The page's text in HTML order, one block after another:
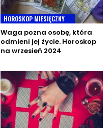
HOROSKOP MIESIĘCZNY
Waga pozna osobę, która
odmieni jej życie. Horoskop
na wrzesień 2024